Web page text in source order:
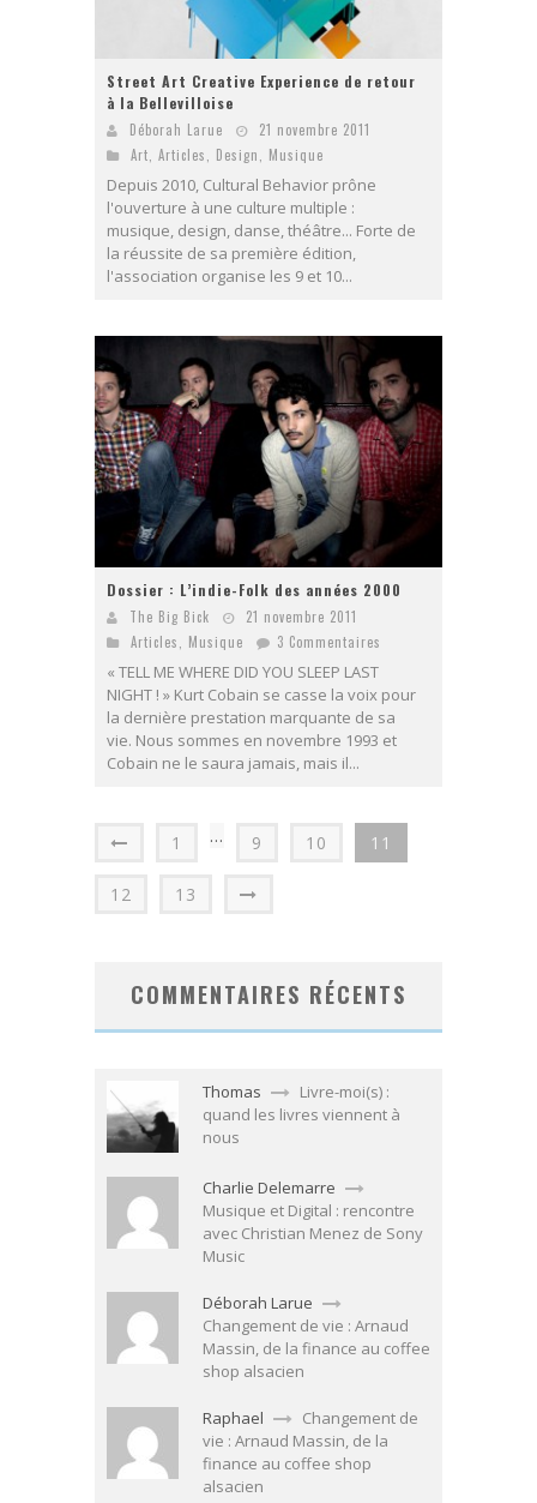
Street Art Creative Experience de retour
à la Bellevilloise
Déborah Larue
21 novembre 2011
Art Articles Design Musique
Depuis 2010, Cultural Behavior prône
l'ouverture à une culture multiple :
musique, design, danse, théâtre... Forte de
la réussite de sa première édition,
l'association organise les 9 et 10...
Dossier : L’indie-Folk des années 2000
The Big Bick
21 novembre 2011
Articles, Musique 3 Commentaires
« TELL ME WHERE DID YOU SLEEP LAST
NIGHT ! » Kurt Cobain se casse la voix pour
la dernière prestation marquante de sa
vie. Nous sommes en novembre 1993 et
Cobain ne le saura jamais, mais il...
1 … 9 10 11
12 13
COMMENTAIRES RÉCENTS
Thomas
Livre-moi(s) :
quand les livres viennent à
nous
Charlie Delemarre
Musique et Digital : rencontre
avec Christian Menez de Sony
Music
Déborah Larue
Changement de vie : Arnaud
Massin, de la finance au coffee
shop alsacien
Raphael
Changement de
vie : Arnaud Massin, de la
finance au coffee shop
alsacien